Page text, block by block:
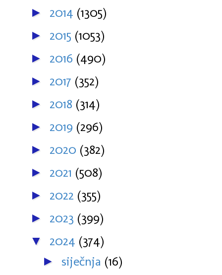
► 2014 (1305)
► 2015 (1053)
► 2016 (490)
► 2017 (352)
► 2018 (314)
► 2019 (296)
► 2020 (382)
► 2021 (508)
► 2022 (355)
► 2023 (399)
▼ 2024 (374)
► siječnja (16)